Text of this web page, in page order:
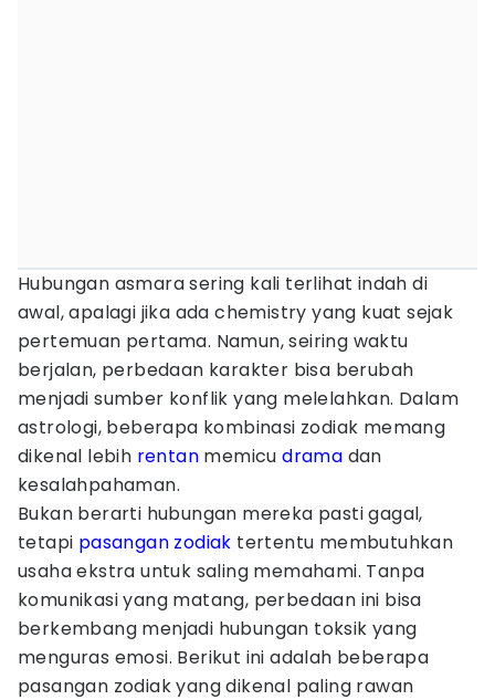
Hubungan asmara sering kali terlihat indah di
awal, apalagi jika ada chemistry yang kuat sejak
pertemuan pertama. Namun, seiring waktu
berjalan, perbedaan karakter bisa berubah
menjadi sumber konflik yang melelahkan. Dalam
astrologi, beberapa kombinasi zodiak memang
dikenal lebih rentan memicudrama dan
kesalahpahaman.
Bukan berarti hubungan mereka pasti gagal,
tetapi pasangan zodiak tertentu membutuhkan
usaha ekstra untuk saling memahami. Tanpa
komunikasi yang matang, perbedaan ini bisa
berkembang menjadi hubungan toksik yang
menguras emosi. Berikut ini adalah beberapa
pasangan zodiak yang dikenal paling rawan